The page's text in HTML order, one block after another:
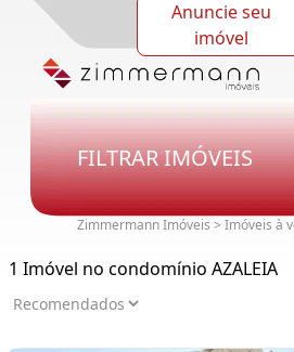
Anuncie seu
imóvel
FILTRAR IMÓVEIS
Zimmermann Imóveis > Imóveis à
1 Imóvel no condomínio AZALEIA